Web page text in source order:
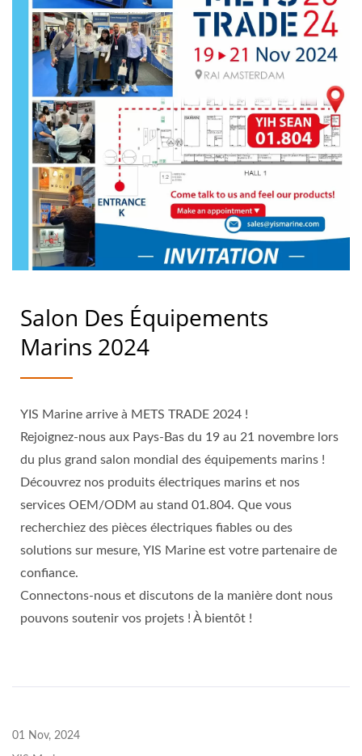
Salon Des Équipements
Marins 2024
YIS Marine arrive à METS TRADE 2024 !
Rejoignez-nous aux Pays-Bas du 19 au 21 novembre lors
du plus grand salon mondial des équipements marins !
Découvrez nos produits électriques marins et nos
services OEM/ODM au stand 01.804. Que vous
recherchiez des pièces électriques fiables ou des
solutions sur mesure, YIS Marine est votre partenaire de
confiance.
Connectons-nous et discutons de la manière dont nous
pouvons soutenir vos projets ! À bientôt !
01 Nov, 2024